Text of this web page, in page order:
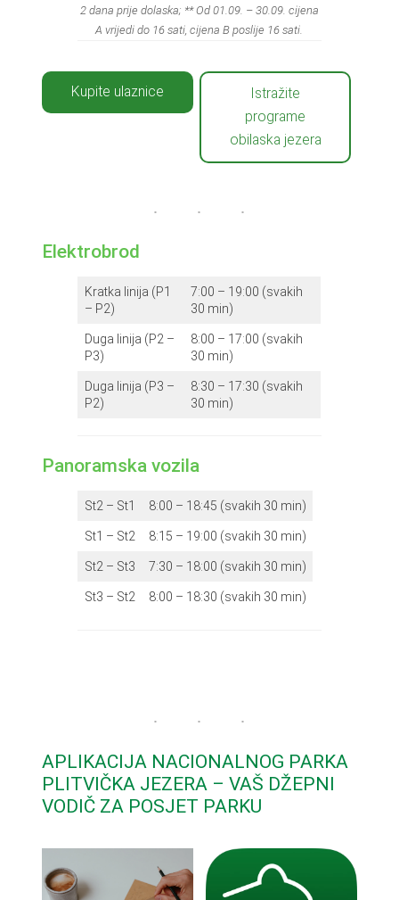
2 dana prije dolaska; ** Od 01.09. – 30.09. cijena
A vrijedi do 16 sati, cijena B poslije 16 sati.
Kupite ulaznice
Istražite
programe
obilaska jezera
Elektrobrod
Kratka linija (P1
– P2)
7:00 – 19:00 (svakih
30 min)
Duga linija (P2 –
P3)
8:00 – 17:00 (svakih
30 min)
Duga linija (P3 –
P2)
8:30 – 17:30 (svakih
30 min)
Panoramska vozila
St2 – St1 8:00 – 18:45 (svakih 30 min)
St1 – St2 8:15 – 19:00 (svakih 30 min)
St2 – St3 7:30 – 18:00 (svakih 30 min)
St3 – St2 8:00 – 18:30 (svakih 30 min)
APLIKACIJA NACIONALNOG PARKA
PLITVIČKA JEZERA – VAŠ DŽEPNI
VODIČ ZA POSJET PARKU